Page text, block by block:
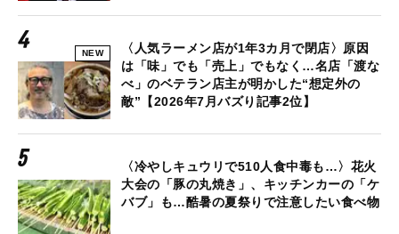
NEW
〈人気ラーメン店が1年3カ月で閉店〉原因
は「味」でも「売上」でもなく…名店「渡な
べ」のベテラン店主が明かした“想定外の
敵”【2026年7月バズり記事2位】
〈冷やしキュウリで510人食中毒も…〉花火
大会の「豚の丸焼き」、キッチンカーの「ケ
バブ」も…酷暑の夏祭りで注意したい食べ物